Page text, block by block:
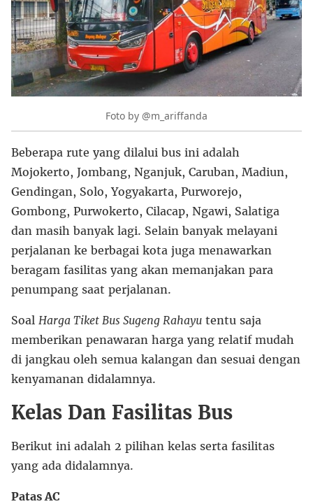
Foto by @m_ariffanda
Beberapa rute yang dilalui bus ini adalah
Mojokerto, Jombang, Nganjuk, Caruban, Madiun,
Gendingan, Solo, Yogyakarta, Purworejo,
Gombong, Purwokerto, Cilacap, Ngawi, Salatiga
dan masih banyak lagi. Selain banyak melayani
perjalanan ke berbagai kota juga menawarkan
beragam fasilitas yang akan memanjakan para
penumpang saat perjalanan.
Soal Harga Tiket Bus Sugeng Rahayu tentu saja
memberikan penawaran harga yang relatif mudah
di jangkau oleh semua kalangan dan sesuai dengan
kenyamanan didalamnya.
Kelas Dan Fasilitas Bus
Berikut ini adalah 2 pilihan kelas serta fasilitas
yang ada didalamnya.
Patas AC